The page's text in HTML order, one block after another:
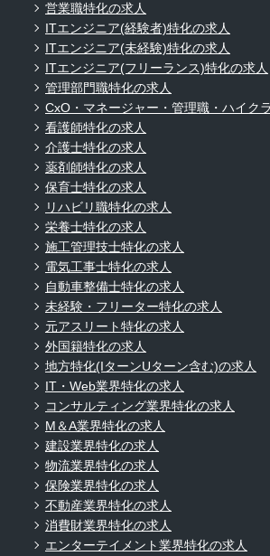
営業職特化の求人
ITエンジニア(経験者)特化の求人
ITエンジニア(未経験)特化の求人
ITエンジニア(フリーランス)特化の求人
管理部門職特化の求人
CxO・マネージャー・管理職・ハイク
看護師特化の求人
介護士特化の求人
薬剤師特化の求人
保育士特化の求人
リハビリ職特化の求人
栄養士特化の求人
施工管理技士特化の求人
電気工事士特化の求人
自動車整備士特化の求人
未経験・フリーター特化の求人
元アスリート特化の求人
外国籍特化の求人
地方特化(IターンUターン含む)の求人
IT・Web業界特化の求人
コンサルティング業界特化の求人
M＆A業界特化の求人
建設業界特化の求人
物流業界特化の求人
保険業界特化の求人
不動産業界特化の求人
消費財業界特化の求人
エンターテイメント業界特化の求人